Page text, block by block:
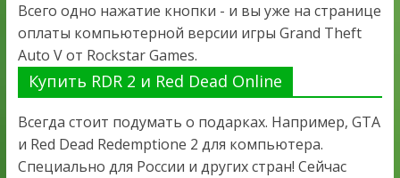
Всего одно нажатие кнопки - и вы уже на странице
оплаты компьютерной версии игры Grand Theft
Auto V от Rockstar Games.
Купить RDR 2 и Red Dead Online
Всегда стоит подумать о подарках. Например, GTA
и Red Dead Redemptione 2 для компьютера.
Специально для России и других стран! Сейчас